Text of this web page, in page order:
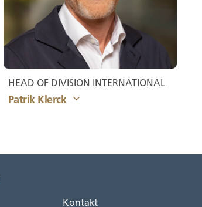
HEAD OF DIVISION INTERNATIONAL
Patrik Klerck
Kontakt